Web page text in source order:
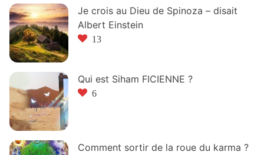
Je crois au Dieu de Spinoza – disait
Albert Einstein
13
Qui est Siham FICIENNE ?
6
Comment sortir de la roue du karma ?